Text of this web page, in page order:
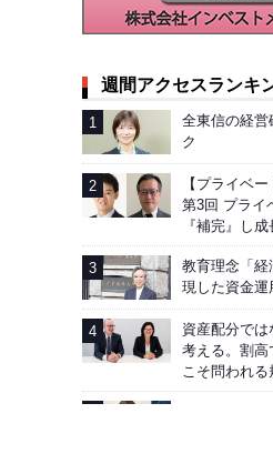
週間アクセスランキ
全東信の経営
ク
【プライベ
第3回 プライ
『補完』し成
教育理念「経
現した資金運
資産配分では
考える。割高
こそ問われる